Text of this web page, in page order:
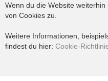
Wenn du die Website
von Cookies zu.
Weitere Informationen,
findest du hier: Cookie-